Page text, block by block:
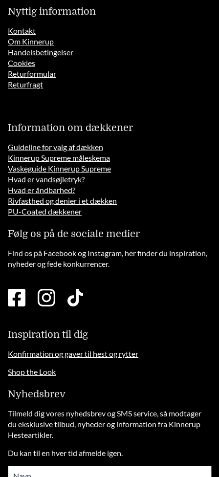
Nyttig information
Kontakt
Om Kinnerup
Handelsbetingelser
Cookies
Returformular
Returfragt
Information om dækkener
Guideline for valg af dækken
Kinnerup Supreme måleskema
Vaskeguide Kinnerup Supreme
Hvad er vandsøjletryk?
Hvad er åndbarhed?
Rivfasthed og denier i et dækken
PU-Coated dækkener
Følg os på de sociale medier
Find os på Facebook og Instagram, her finder du inspiration,
nyheder og fede konkurrencer.
facebook
square
instagramtiktok
Inspiration til dig
Konfirmation og gaver til hest og rytter
Shop the Look
Nyhedsbrev
Tilmeld dig vores nyhedsbrev og SMS service, så modtager
du eksklusive tilbud, nyheder og information fra Kinnerup
Hesteartikler.
Du kan til en hver tid afmelde igen.